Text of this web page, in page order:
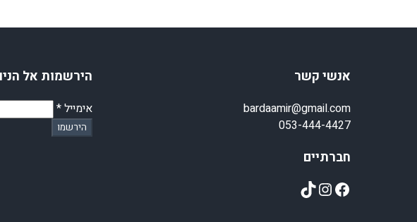
אנשי קשר
bardaamir@gmail.com
053-444-4427
חברתיים
Facebook
Instagram
TikTok
הירשמות אל
אימייל*
הירשמו